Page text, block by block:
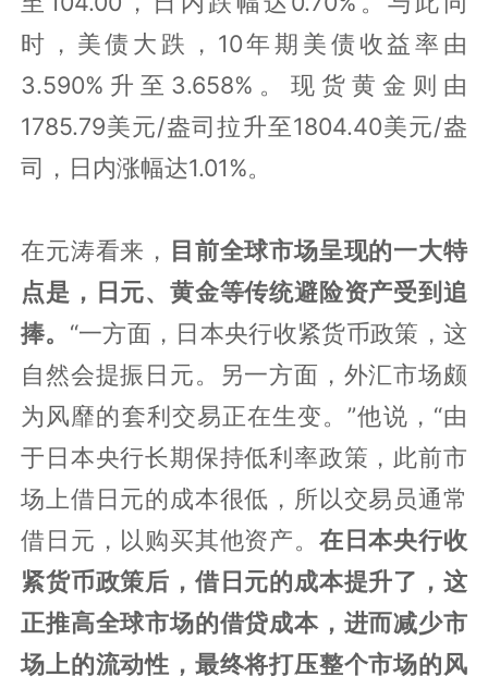
时，美债大跌，10年期美债收益率由
3.590%升至3.658%。现货黄金则由
1785.79美元/盎司拉升至1804.40美元/盎
司，日内涨幅达1.01%。
在元涛看来， 目前全球市场呈现的一大特
点是，日元、黄金等传统避险资产受到追
捧。 “一方面，日本央行收紧货币政策，这
自然会提振日元。另一方面，外汇市场颇
为风靡的套利交易正在生变。”他说，“由
于日本央行长期保持低利率政策，此前市
场上借日元的成本很低，所以交易员通常
借日元，以购买其他资产。 在日本央行收
紧货币政策后，借日元的成本提升了，这
正推高全球市场的借贷成本，进而减少市
场上的流动性，最终将打压整个市场的风